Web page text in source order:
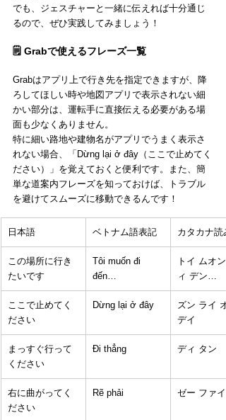
でも、ジェスチャーと一緒に伝えれば十分通じ
るので、ぜひ実践してみましょう！
🗒️ Grabで使えるフレーズ一覧
Grabはアプリ上で行き先を指定できますが、降
ろしてほしい時や地図アプリで表示されない細
かい部分は、運転手に直接伝える必要がある場
面も少なくありません。
特に細い路地や建物名がアプリでうまく表示さ
れない場合、「Dừng lại ở đây（ここで止めてく
ださい）」を覚えておくと便利です。また、簡
単な道案内フレーズを知っておけば、トラブル
を避けてスムーズに移動できるんです！
日本語 ベトナム語表記 カタカナ読
この場所に行き
たいです
Tôi muốn đi
đến…
トイ ムオン
ィ デン…
ここで止めてく
ださい
Dừng lại ở đây
ズン ライ
デイ
まっすぐ行って
ください
Đi thẳng ディ タン
右に曲がってく
ださい
Rẽ phải ゼー ファイ